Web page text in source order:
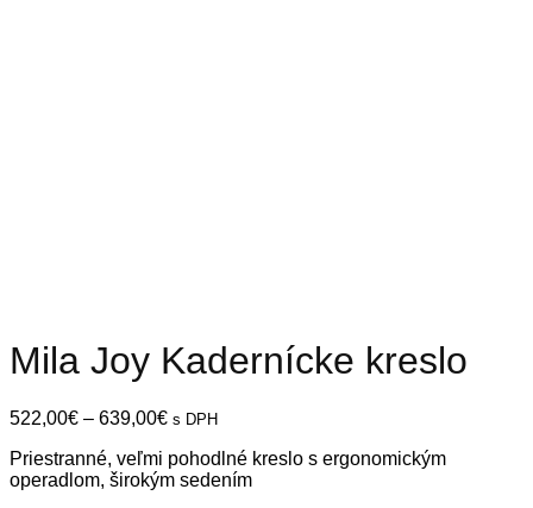
Mila Joy Kadernícke kreslo
522,00€ – 639,00€Price
522,00€
through
s DPH
Priestranné, veľmi pohodlné kreslo s ergonomickým
operadlom, širokým sedením